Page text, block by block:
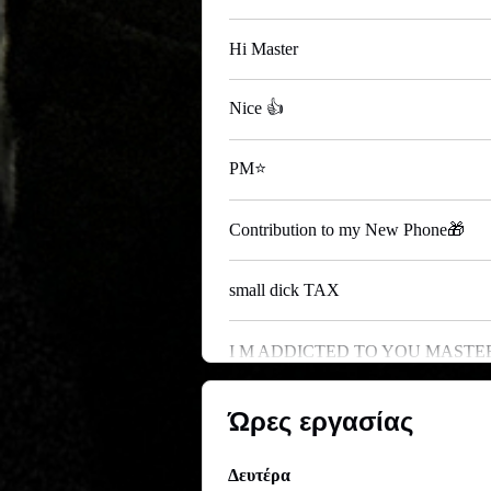
Hi Master
Nice 👍
PM⭐
Contribution to my New Phone🎁
small dick TAX
I M ADDICTED TO YOU
Ώρες εργασίας
Δευτέρα